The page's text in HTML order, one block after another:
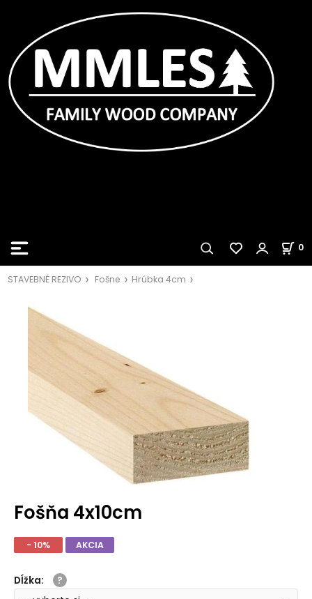
0
STAVEBNÉ REZIVO Fošne Hrúbka 4cm
Fošňa 4x10cm
- 10% AKCIA
Dĺžka: